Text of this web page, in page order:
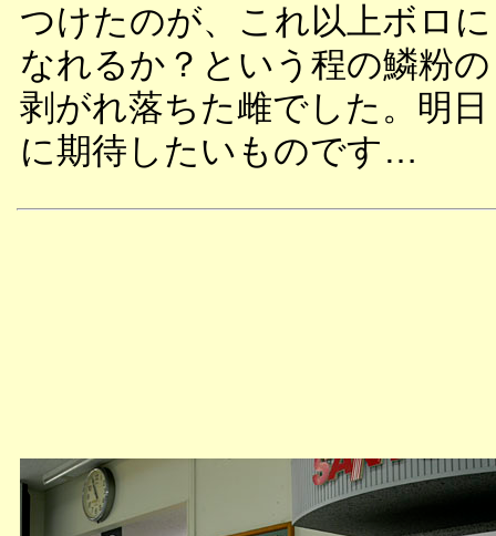
つけたのが、これ以上ボロに
なれるか？という程の鱗粉の
剥がれ落ちた雌でした。明日
に期待したいものです…